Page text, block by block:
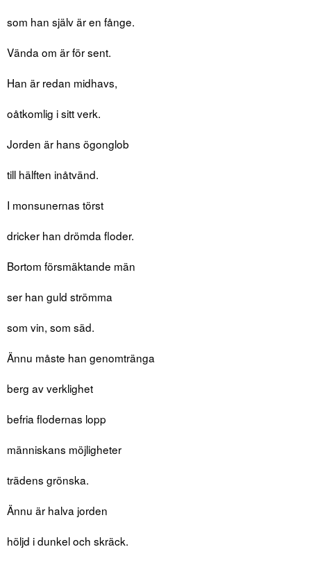
som han själv är en fånge.
Vända om är för sent.
Han är redan midhavs,
oåtkomlig i sitt verk.
Jorden är hans ögonglob
till hälften inåtvänd.
I monsunernas törst
dricker han drömda floder.
Bortom försmäktande män
ser han guld strömma
som vin, som säd.
Ännu måste han genomtränga
berg av verklighet
befria flodernas lopp
människans möjligheter
trädens grönska.
Ännu är halva jorden
höljd i dunkel och skräck.